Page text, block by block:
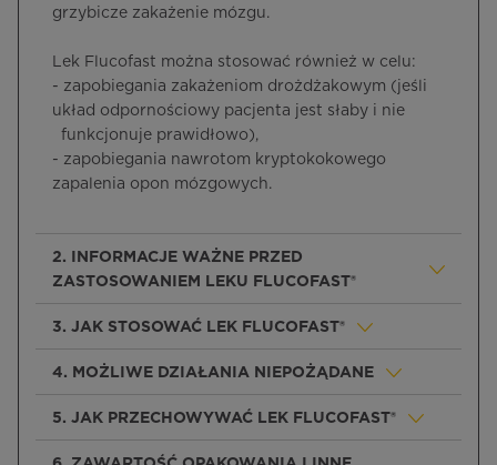
grzybicze zakażenie mózgu.
Lek Flucofast można stosować również w celu:
- zapobiegania zakażeniom drożdżakowym (jeśli
układ odpornościowy pacjenta jest słaby i nie
funkcjonuje prawidłowo),
- zapobiegania nawrotom kryptokokowego
zapalenia opon mózgowych.
2. INFORMACJE WAŻNE PRZED
ZASTOSOWANIEM LEKU FLUCOFAST®
3. JAK STOSOWAĆ LEK FLUCOFAST®
4. MOŻLIWE DZIAŁANIA NIEPOŻĄDANE
5. JAK PRZECHOWYWAĆ LEK FLUCOFAST®